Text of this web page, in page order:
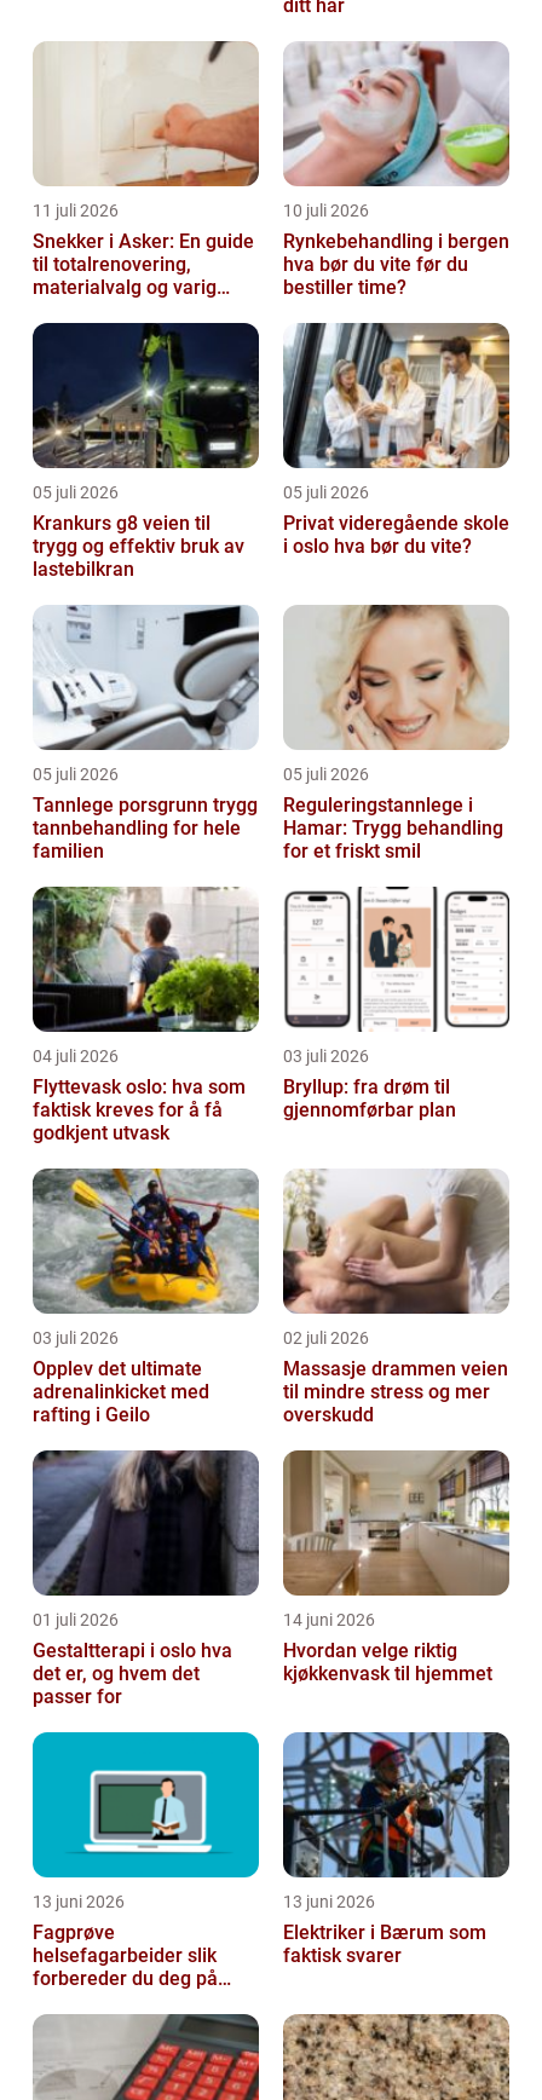
ditt hår
11 juli 2026
Snekker i Asker: En guide
til totalrenovering,
materialvalg og varig
10 juli 2026
Rynkebehandling i bergen
hva bør du vite før du
bestiller time?
05 juli 2026
Krankurs g8 veien til
trygg og effektiv bruk av
lastebilkran
05 juli 2026
Privat videregående skole
i oslo hva bør du vite?
05 juli 2026
Tannlege porsgrunn trygg
tannbehandling for hele
familien
05 juli 2026
Reguleringstannlege i
Hamar: Trygg behandling
for et friskt smil
04 juli 2026
Flyttevask oslo: hva som
faktisk kreves for å få
godkjent utvask
03 juli 2026
Bryllup: fra drøm til
gjennomførbar plan
03 juli 2026
Opplev det ultimate
adrenalinkicket med
rafting i Geilo
02 juli 2026
Massasje drammen veien
til mindre stress og mer
overskudd
01 juli 2026
Gestaltterapi i oslo hva
det er, og hvem det
passer for
14 juni 2026
Hvordan velge riktig
kjøkkenvask til hjemmet
13 juni 2026
Fagprøve
helsefagarbeider slik
forbereder du deg på
13 juni 2026
Elektriker i Bærum som
faktisk svarer